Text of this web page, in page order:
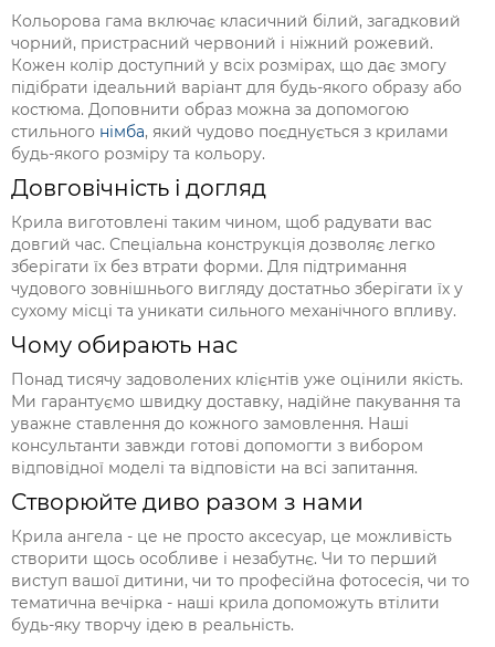
Кольорова гама включає класичний білий, загадковий
чорний, пристрасний червоний і ніжний рожевий.
Кожен колір доступний у всіх розмірах, що дає змогу
підібрати ідеальний варіант для будь-якого образу або
костюма. Доповнити образ можна за допомогою
стильного німба, який чудово поєднується з крилами
будь-якого розміру та кольору.
Довговічність і догляд
Крила виготовлені таким чином, щоб радувати вас
довгий час. Спеціальна конструкція дозволяє легко
зберігати їх без втрати форми. Для підтримання
чудового зовнішнього вигляду достатньо зберігати їх у
сухому місці та уникати сильного механічного впливу.
Чому обирають нас
Понад тисячу задоволених клієнтів уже оцінили якість.
Ми гарантуємо швидку доставку, надійне пакування та
уважне ставлення до кожного замовлення. Наші
консультанти завжди готові допомогти з вибором
відповідної моделі та відповісти на всі запитання.
Створюйте диво разом з нами
Крила ангела - це не просто аксесуар, це можливість
створити щось особливе і незабутнє. Чи то перший
виступ вашої дитини, чи то професійна фотосесія, чи то
тематична вечірка - наші крила допоможуть втілити
будь-яку творчу ідею в реальність.